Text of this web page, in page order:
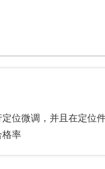
位微调，并且在定位
格率